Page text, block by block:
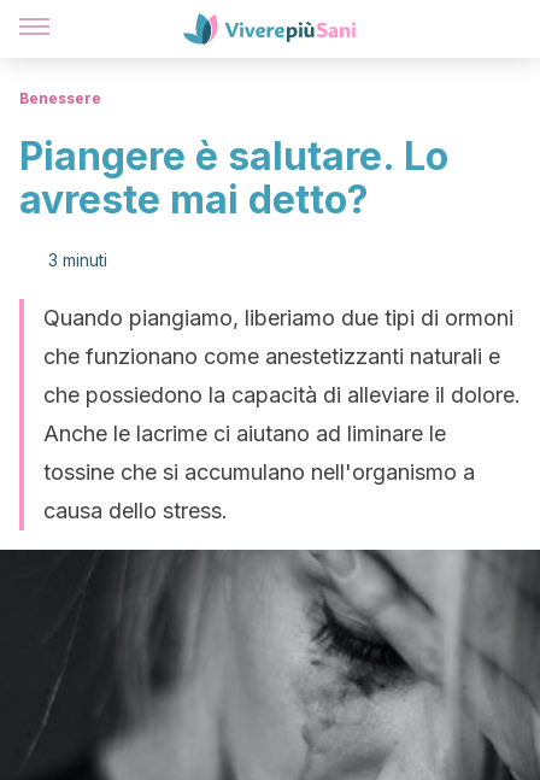
Benessere
Piangere è salutare. Lo
avreste mai detto?
3 minuti
Quando piangiamo, liberiamo due tipi di ormoni
che funzionano come anestetizzanti naturali e
che possiedono la capacità di alleviare il dolore.
Anche le lacrime ci aiutano ad liminare le
tossine che si accumulano nell'organismo a
causa dello stress.